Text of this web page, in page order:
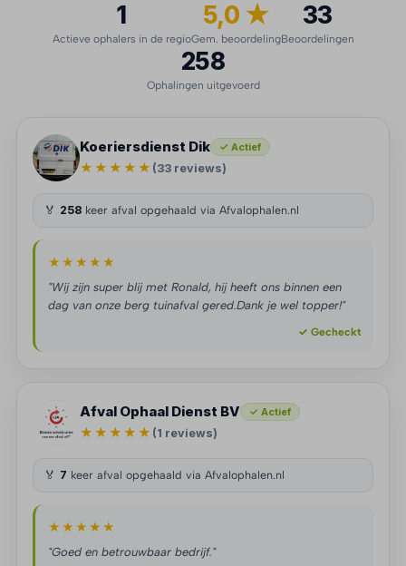
1
Actieve ophalers in de regio
5,0 ★
Gem. beoordeling
33
Beoordelingen
258
Ophalingen uitgevoerd
Koeriersdienst Dik ✓ Actief
★★★★★ (33 reviews)
🏅 258 keer afval opgehaald via Afvalophalen.nl
★★★★★
"Wij zijn super blij met Ronald, hij heeft ons binnen een
dag van onze berg tuinafval gered.Dank je wel topper!"
✓ Gecheckt
Afval Ophaal Dienst BV ✓ Actief
★★★★★ (1 reviews)
🏅 7 keer afval opgehaald via Afvalophalen.nl
★★★★★
"Goed en betrouwbaar bedrijf."